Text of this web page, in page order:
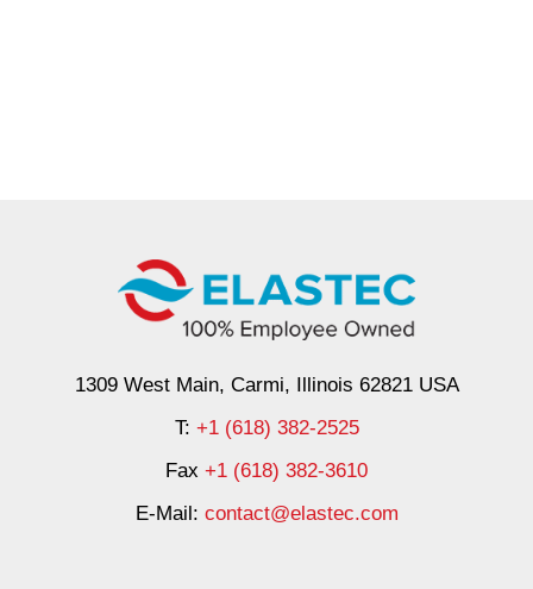
1309 West Main, Carmi, Illinois 62821 USA
T: +1 (618) 382-2525
Fax +1 (618) 382-3610
E-Mail: contact@elastec.com